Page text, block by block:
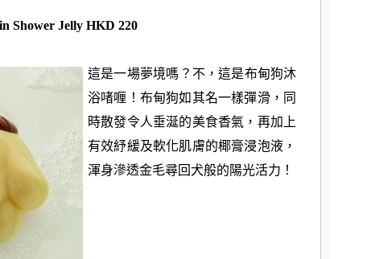
Shower Jelly HKD 220
這是一場夢境嗎？不，這是布甸狗沐
浴啫喱！ 布甸狗如其名一樣彈滑，同
時散發令人垂涎的美食香氣， 再加上
有效紓緩及軟化肌膚的椰膏浸泡液，
渾身滲透金毛尋回犬般的陽光活力！